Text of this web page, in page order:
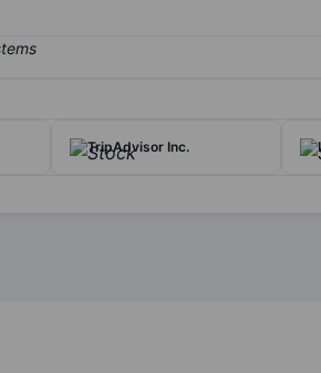
TripAdvisor Inc.